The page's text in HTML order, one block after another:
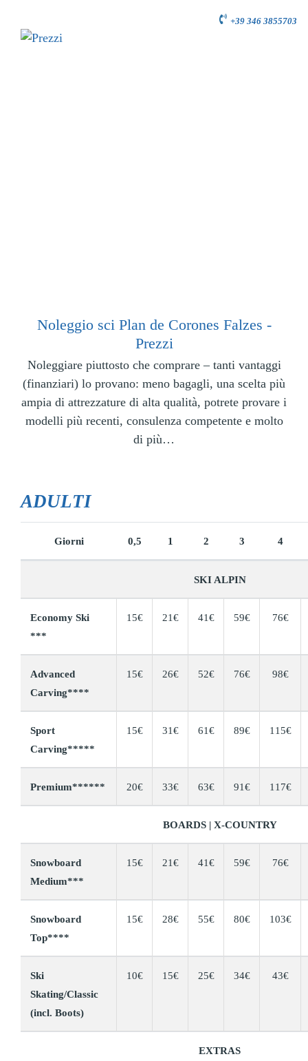
+39 346 3855703
Noleggio sci Plan de Corones Falzes -
Prezzi
Noleggiare piuttosto che comprare – tanti vantaggi
(finanziari) lo provano: meno bagagli, una scelta più
ampia di attrezzature di alta qualità, potrete provare i
modelli più recenti, consulenza competente e molto
di più…
ADULTI
Giorni 0,5 1 2 3 4
SKI ALPIN
Economy Ski
***
15€ 21€ 41€ 59€ 76€
Advanced
Carving****
15€ 26€ 52€ 76€ 98€
Sport
Carving*****
15€ 31€ 61€ 89€ 115€
Premium****** 20€ 33€ 63€ 91€ 117€
BOARDS | X-COUNTRY
Snowboard
Medium***
15€ 21€ 41€ 59€ 76€
Snowboard
Top****
15€ 28€ 55€ 80€ 103€
Ski
Skating/Classic
(incl. Boots)
10€ 15€ 25€ 34€ 43€
EXTRAS